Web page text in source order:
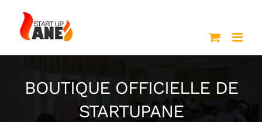
contenu
BOUTIQUE OFFICIELLE DE
STARTUPANE